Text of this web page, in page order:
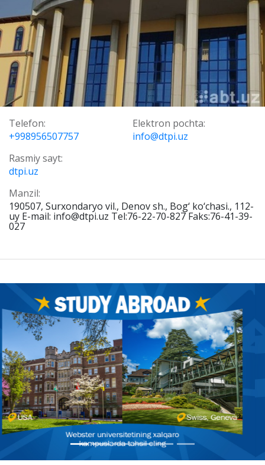
Telefon:
+998956507757
Elektron pochta:
info@dtpi.uz
Rasmiy sayt:
dtpi.uz
Manzil:
190507, Surxondaryo vil., Denov sh., Bog‘ ko‘chasi., 112-
uy E-mail: info@dtpi.uz Tel:76-22-70-827 Faks:76-41-39-
027